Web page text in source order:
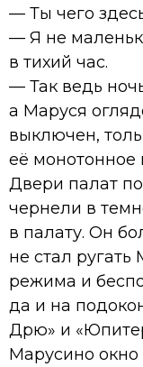
— Ты чего
— Я не
в тихий час.
— Так ведь
а Маруся
выключен,
её монотонное
Двери палат
чернели в
в палату. Он
не стал
режима и
да и на
Дрю» и
Марусино